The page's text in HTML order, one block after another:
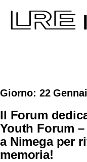
Giorno: 22
Il Forum
Youth Forum
a Nimega per
memoria!